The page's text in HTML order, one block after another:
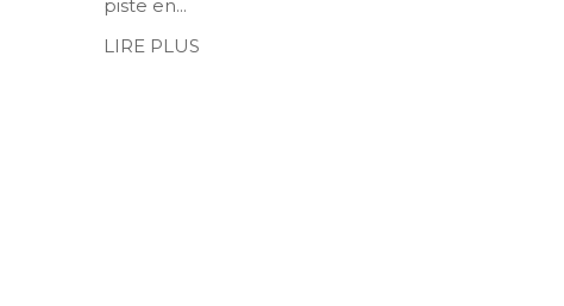
piste en...
LIRE PLUS